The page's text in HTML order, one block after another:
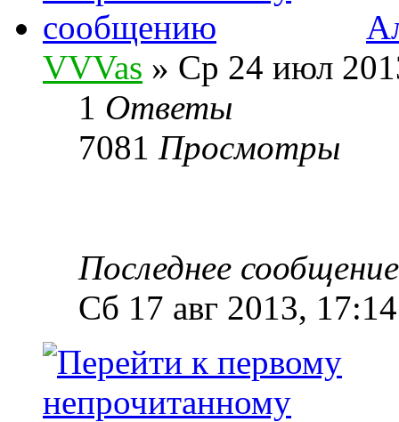
VVVas » Ср 24 июл
1 Ответы
7081 Просмотры
Последнее
Сб 17 авг 2013, 17:14